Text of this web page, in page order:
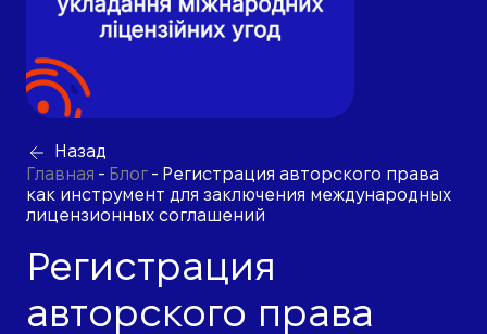
Назад
Главная - Блог - Регистрация авторского права
как инструмент для заключения международных
лицензионных соглашений
Регистрация
авторского права